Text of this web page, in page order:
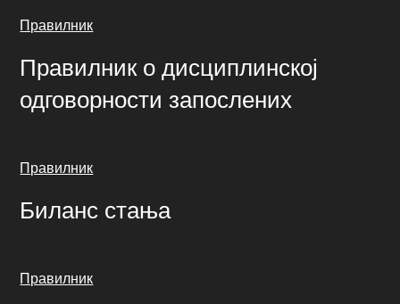
Правилник
Правилник о дисциплинској
одговорности запослених
Правилник
Биланс стања
Правилник